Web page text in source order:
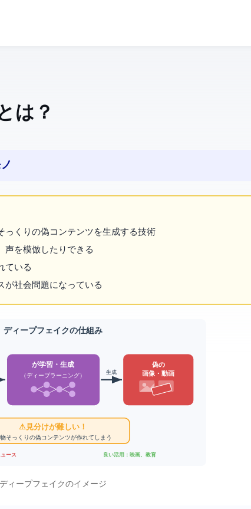
は？
っくりの偽コンテンツを生成する技術
声を模倣したりできる
ている
が社会問題になっている
ディープフェイクの仕組み
AIが学習・生成
（ディープラーニング） 生成
偽の
画像・動画
⚠ 見分けが難しい！
そっくりの偽コンテンツが作れてしまう
ース 良い活用：映画CG、教育
ディープフェイクのイメージ